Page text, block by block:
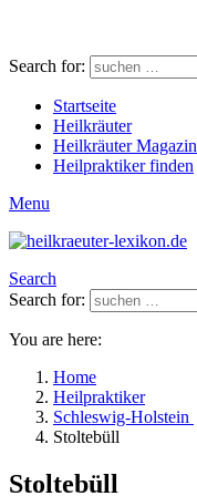
Search for:
Startseite
Heilkräuter
Heilkräuter Magazin
Heilpraktiker finden
Menu
Search
Search for:
You are here:
Home
Heilpraktiker
Schleswig-Holstein
Stoltebüll
Stoltebüll